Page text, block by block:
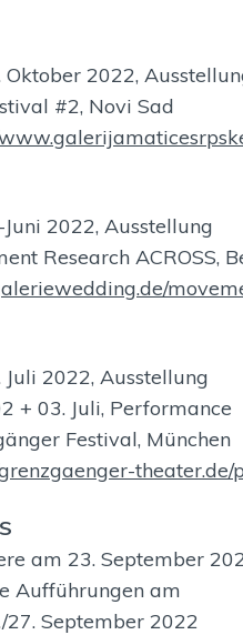
Oktober 2022,
#2, Novi Sad
2022, Ausstellung
Research ACROSS,
Juli 2022, Ausstellung
+ 03. Juli, Performance
Festival, München
am 23. September
Aufführungen am
27. September 2022